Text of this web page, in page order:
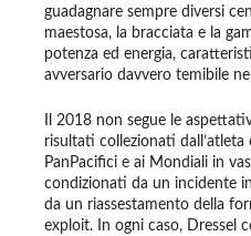
guadagnare sempre diversi
maestosa, la bracciata e la
potenza ed energia,
avversario davvero temibile
Il 2018 non segue le
risultati collezionati
PanPacifici e ai Mondiali in
condizionati da un incidente
da un riassestamento della
exploit. In ogni caso, Dressel